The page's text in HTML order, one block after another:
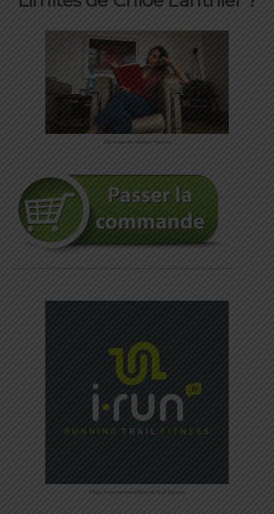
29€ le site de l’éditeur Paulsen
i-Run.fr partenaire officiel de Trail Session